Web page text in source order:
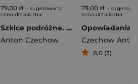
,Anton Czechow
79,00 zł - sugerowana
cena detaliczna
Szkice podróżne. Utwory wybrane. Tom 5
Anton Czechow
79,00 zł -
cena detaliczna
8,0 (3)